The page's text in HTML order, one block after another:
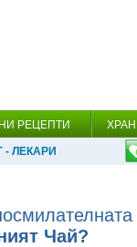
РЕЦЕПТИ
- ЛЕКАРИ
Чай?